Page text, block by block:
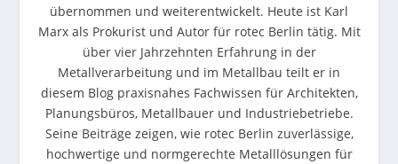
übernommen und weiterentwickelt. Heute ist Karl
Marx als Prokurist und Autor für rotec Berlin tätig. Mit
über vier Jahrzehnten Erfahrung in der
Metallverarbeitung und im Metallbau teilt er in
diesem Blog praxisnahes Fachwissen für Architekten,
Planungsbüros, Metallbauer und Industriebetriebe.
Seine Beiträge zeigen, wie rotec Berlin zuverlässige,
hochwertige und normgerechte Metalllösungen für